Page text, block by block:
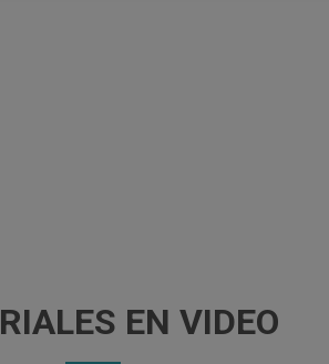
EN VIDEO